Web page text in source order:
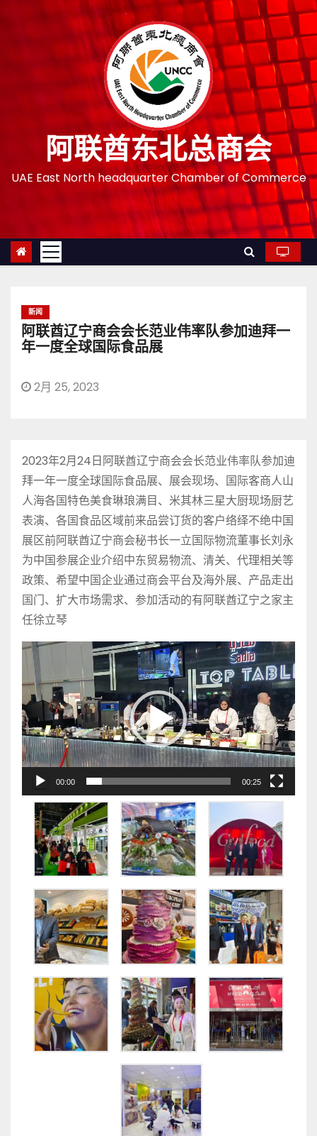
阿联酋东北总商会
UAE East North headquarter Chamber of Commerce
新闻
阿联酋辽宁商会会长范业伟率队参加迪拜一
年一度全球国际食品展
2月 25, 2023
2023年2月24日阿联酋辽宁商会会长范业伟率队参加迪
拜一年一度全球国际食品展、展会现场、国际客商人山
人海各国特色美食琳琅满目、米其林三星大厨现场厨艺
表演、各国食品区域前来品尝订货的客户络绎不绝中国
展区前阿联酋辽宁商会秘书长一立国际物流董事长刘永
为中国参展企业介绍中东贸易物流、清关、代理相关等
政策、希望中国企业通过商会平台及海外展、产品走出
国门、扩大市场需求、参加活动的有阿联酋辽宁之家主
任徐立琴
视
播
放
器
00:00 00:25